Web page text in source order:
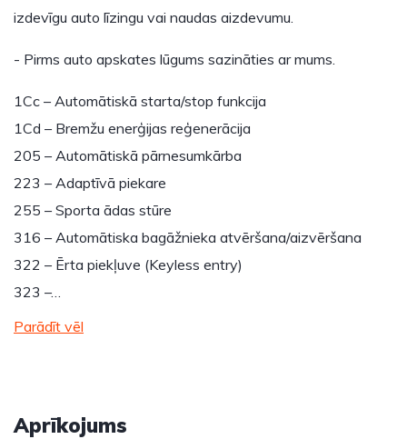
izdevīgu auto līzingu vai naudas aizdevumu.
- Pirms auto apskates lūgums sazināties ar mums.
1Cc – Automātiskā starta/stop funkcija
1Cd – Bremžu enerģijas reģenerācija
205 – Automātiskā pārnesumkārba
223 – Adaptīvā piekare
255 – Sporta ādas stūre
316 – Automātiska bagāžnieka atvēršana/aizvēršana
322 – Ērta piekļuve (Keyless entry)
323 –…
Parādīt vēl
Aprīkojums